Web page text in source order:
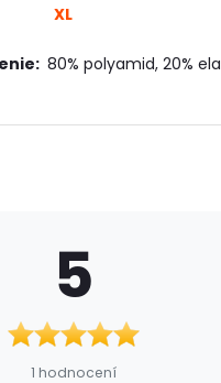
XL
80% polyamid, 20%
5
1 hodnocení